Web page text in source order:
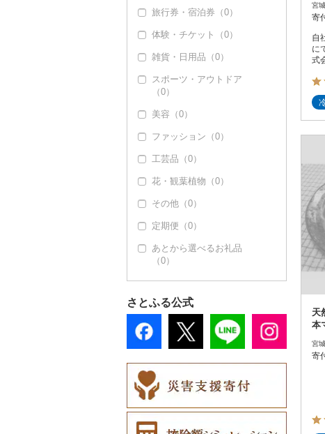
イワシ（0）
カツオ（2）
金目鯛（0）
クエ（0）
ほっけ（0）
その他鮮魚（0）
干物（0）
その他魚介・加工品
旅行券・宿泊券（0）
体験・チケット（0）
雑貨・日用品（0）
スポーツ・アウトドア
（0）
美容（0）
ファッション（0）
工芸品（0）
花・観葉植物（0）
その他（0）
定期便（0）
あとから選べるお礼品
（0）
さとふる公式
宮
寄
自
に
式
天
本
宮
寄